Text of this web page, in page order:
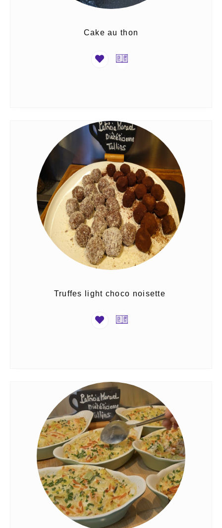
Cake au thon
Truffes light choco noisette